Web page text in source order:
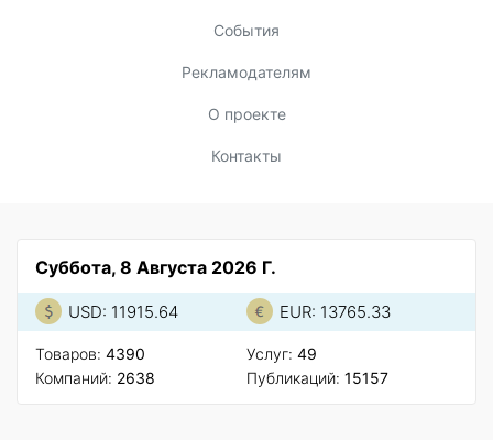
События
Рекламодателям
О проекте
Контакты
Суббота, 8 Августа 2026 Г.
USD: 11915.64 EUR: 13765.33
Товаров: 4390
Компаний: 2638
Услуг: 49
Публикаций: 15157